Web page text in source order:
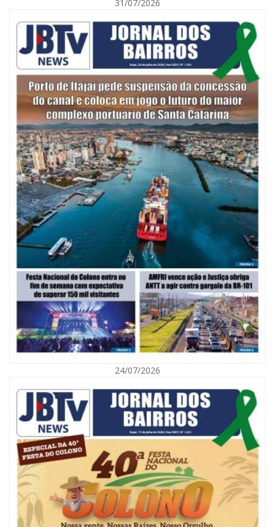
Defesa Civil de Itajaí alerta para chuva, ventos fortes e queda de
temperatura
ITAJAÍ
06/08/2026 | 10:02
Audiência pública debate Programa Municipal de Habitação de Interesse
Social em Itajaí
31/07/2026
24/07/2026